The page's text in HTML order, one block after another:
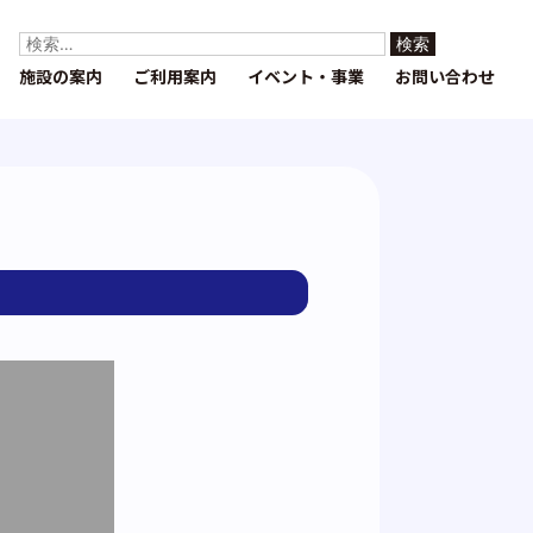
検
索:
施設の案内 ご利用案内 イベント・事業 お問い合わせ